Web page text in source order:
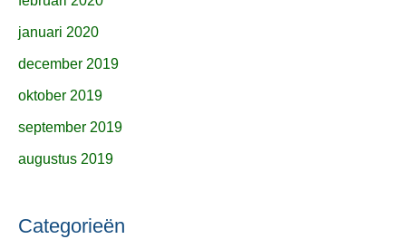
januari 2020
december 2019
oktober 2019
september 2019
augustus 2019
Categorieën